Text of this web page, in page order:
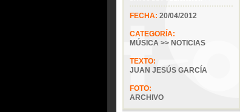
FECHA: 20/04/2012
CATEGORÍA:
MÚSICA >> NOTICIAS
TEXTO:
JUAN JESÚS GARCÍA
FOTO:
ARCHIVO